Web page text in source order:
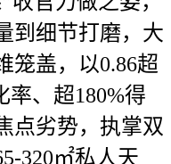
到细节打磨，大
笼盖，以0.86超
率、超180%得
点劣势，执掌双
320㎡私人天